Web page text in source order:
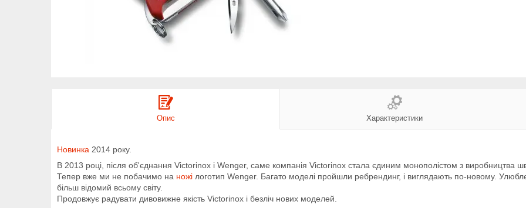
Опис Характеристики
Новинка 2014 року.
В 2013 році, після об'єднання Victorinox і Wenger, саме компанія Victorinox стала єдиним монополістом з виробництва
Тепер вже ми не побачимо на ножі логотип Wenger. Багато моделі пройшли ребрендинг, і виглядають по-новому.
більш відомий всьому світу.
Продовжує радувати дивовижне якість Victorinox і безліч нових моделей.